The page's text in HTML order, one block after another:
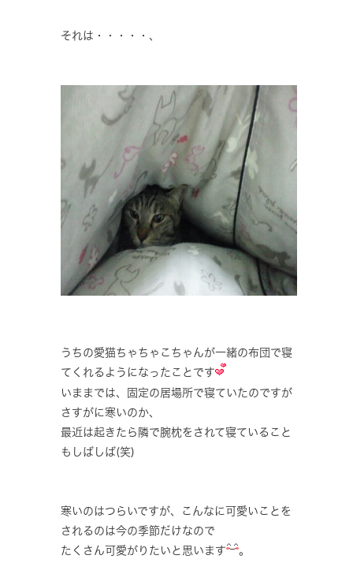
それは・・・・・、
うちの愛猫ちゃちゃこちゃんが一緒の布団で寝
てくれるようになったことです
いままでは、固定の居場所で寝ていたのですが
さすがに寒いのか、
最近は起きたら隣で腕枕をされて寝ていること
もしばしば(笑)
寒いのはつらいですが、こんなに可愛いことを
されるのは今の季節だけなので
たくさん可愛がりたいと思います
。